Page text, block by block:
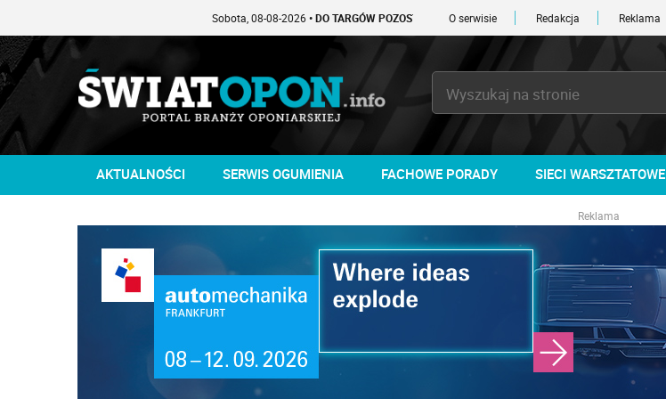
Sobota, 08-08-2026• DO TARGÓW POZOSTAŁO -1 DNI O serwisie Redakcja Reklama
AKTUALNOŚCI SERWIS OGUMIENIA FACHOWE PORADY SIECI WARSZTATOWE
Reklama